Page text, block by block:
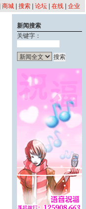
商城 搜索 论坛 在线 企业
新闻搜索
关键字：